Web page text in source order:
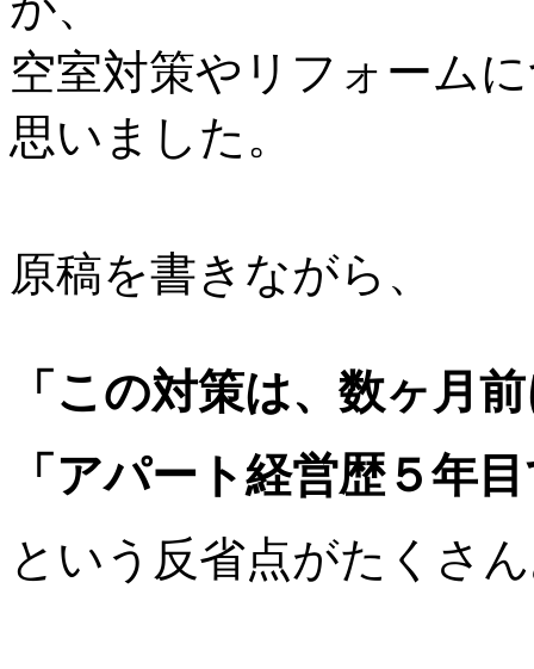
空室対策やリフォーム
思いました。
原稿を書きながら、
「この対策は、数ヶ月
「アパート経営歴５年
という反省点がたくさ